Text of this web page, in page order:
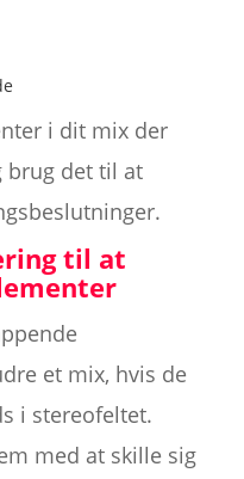
i dit mix der
brug det til at
til at
et mix, hvis de
i stereofeltet.
med at skille sig